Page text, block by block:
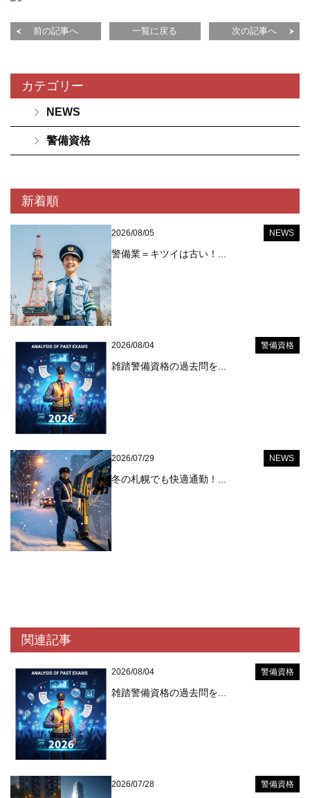
前の記事へ 一覧に戻る 次の記事へ
カテゴリー
NEWS
警備資格
新着順
2026/08/05 NEWS
警備業＝キツイは古い！...
2026/08/04 警備資格
雑踏警備資格の過去問を...
2026/07/29 NEWS
冬の札幌でも快適通勤！...
関連記事
2026/08/04 警備資格
雑踏警備資格の過去問を...
2026/07/28 警備資格